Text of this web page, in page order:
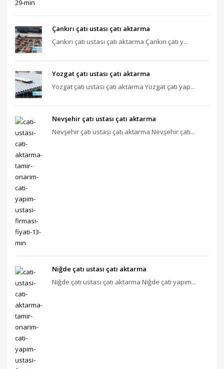
Çankırı çatı ustası çatı aktarma
Çankırı çatı ustası çatı aktarma Çankırı çatı y...
Yozgat çatı ustası çatı aktarma
Yozgat çatı ustası çatı aktarma Yozgat çatı yap...
Nevşehir çatı ustası çatı aktarma
Nevşehir çatı ustası çatı aktarma Nevşehir çatı...
Niğde çatı ustası çatı aktarma
Niğde çatı ustası çatı aktarma Niğde çatı yapım...